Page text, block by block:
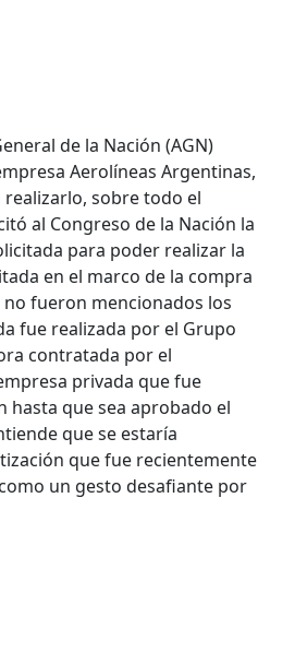
de la Nación (AGN)
Aerolíneas Argentinas,
sobre todo el
al Congreso de la Nación la
para poder realizar la
en el marco de la compra
fueron mencionados los
fue realizada por el Grupo
contratada por el
privada que fue
que sea aprobado el
que se estaría
que fue recientemente
un gesto desafiante por